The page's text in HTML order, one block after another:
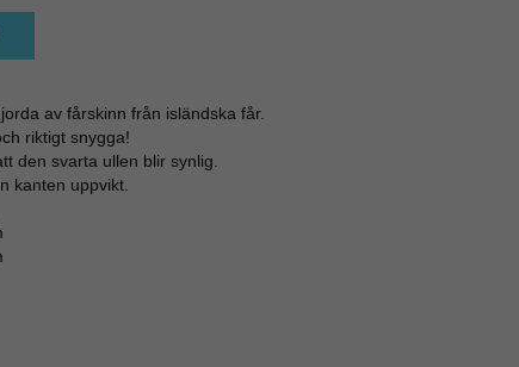
av fårskinn från isländska får.
riktigt snygga!
den svarta ullen blir synlig.
kanten uppvikt.